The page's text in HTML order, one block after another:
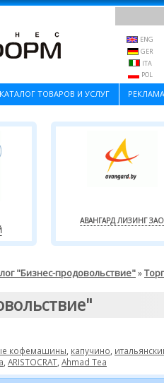
ENG
GER
ITA
POL
КАТАЛОГ ТОВАРОВ И УСЛУГ
АВАНГАРД ЛИЗИНГ ЗАО
"Бизнес-продовольствие"»
кофемашины капучино
ARISTOCRAT Ahmad Tea